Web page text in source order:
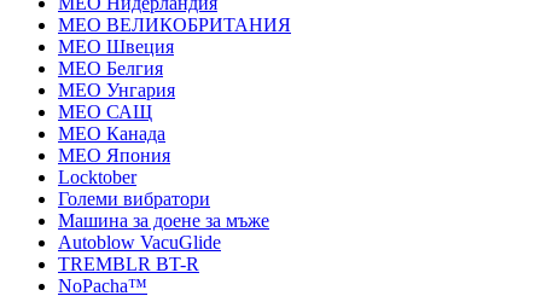
MEO ВЕЛИКОБРИТАНИЯ
MEO Швеция
MEO Белгия
MEO Унгария
MEO САЩ
MEO Канада
MEO Япония
Locktober
Големи вибратори
Машина за доене за мъже
Autoblow VacuGlide
TREMBLR BT-R
NoPacha™